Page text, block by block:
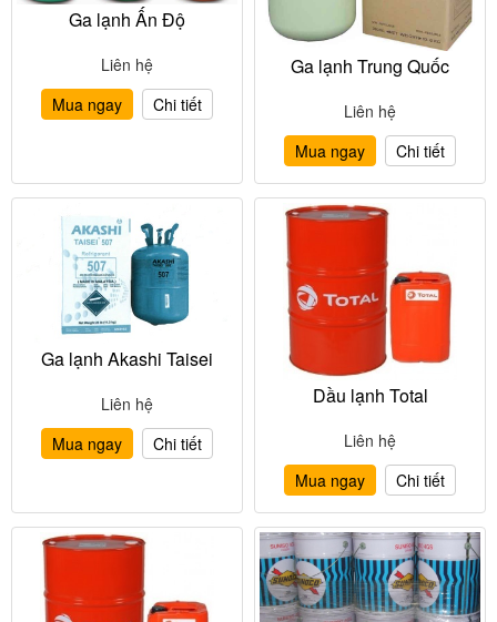
Ga lạnh Ấn Độ
Liên hệ
Mua ngay
Chi tiết
Ga lạnh Trung Quốc
Liên hệ
Mua ngay
Chi tiết
Ga lạnh Akashi Taisei
Liên hệ
Mua ngay
Chi tiết
Dầu lạnh Total
Liên hệ
Mua ngay
Chi tiết